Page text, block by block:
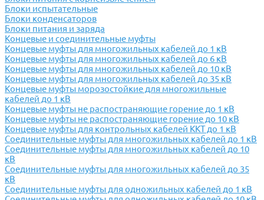
Блоки испытательные
Блоки конденсаторов
Блоки питания и заряда
Концевые и соединительные муфты
Концевые муфты для многожильных кабелей до 1 кВ
Концевые муфты для многожильных кабелей до 6 кВ
Концевые муфты для многожильных кабелей до 10 кВ
Концевые муфты для многожильных кабелей до 35 кВ
Концевые муфты морозостойкие для многожильные
кабелей до 1 кВ
Концевые муфты не распостраняющие горение до 1 кВ
Концевые муфты не распостраняющие горение до 10 кВ
Концевые муфты для контрольных кабелей ККТ до 1 кВ
Соединительные муфты для многожильных кабелей до 1 кВ
Соединительные муфты для многожильных кабелей до 10
кВ
Соединительные муфты для многожильных кабелей до 35
кВ
Соединительные муфты для одножильных кабелей до 1 кВ